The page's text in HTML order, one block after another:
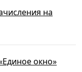
на
окно»